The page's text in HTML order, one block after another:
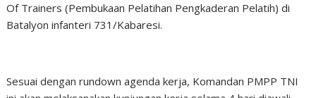
Of Trainers (Pembukaan Pelatihan Pengkaderan Pelatih) di
Batalyon infanteri 731/Kabaresi.
Sesuai dengan rundown agenda kerja, Komandan PMPP TNI